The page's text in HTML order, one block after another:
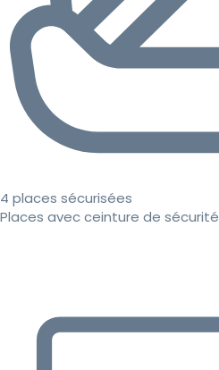
4 places sécurisées
Places avec ceinture de sécurité